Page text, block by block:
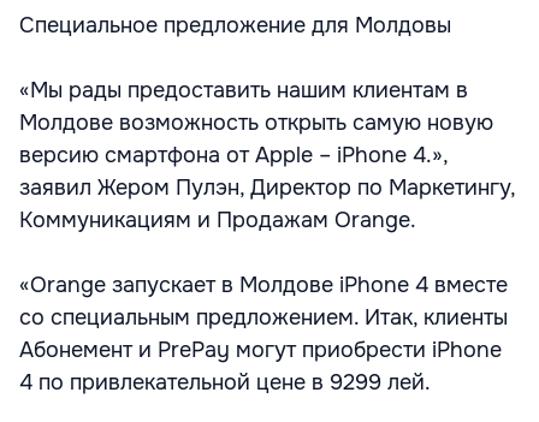
Специальное предложение для Молдовы
«Мы рады предоставить нашим клиентам в
Молдове возможность открыть самую новую
версию смартфона от Apple – iPhone 4.»,
заявил Жером Пулэн, Директор по Маркетингу,
Коммуникациям и Продажам Orange.
«Оrange запускает в Молдове iPhone 4 вместе
со специальным предложением. Итак, клиенты
Абонемент и PrePay могут приобрести iPhone
4 по привлекательной цене в 9299 лей.